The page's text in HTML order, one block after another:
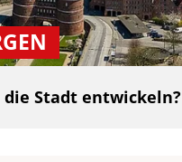
die Stadt entwickeln?